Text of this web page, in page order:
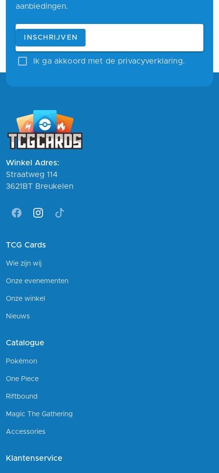
aanbiedingen.
Blijf op de hoogte
E-mailadres
INSCHRIJVEN
Ik ga akkoord met de privacyverklaring.
Winkel Adres:
Straatweg 114
3621BT Breukelen
FacebookInstagram
Tiktok
TCG Cards
Wie zijn wij
Onze evenementen
Onze winkel
Nieuws
Catalogue
Pokémon
One Piece
Riftbound
Magic The Gathering
Accessories
Klantenservice